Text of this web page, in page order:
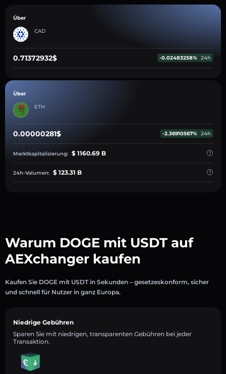
Über
CAD
0.71372932$ -0.02483258% 24h
Über
ETH
0.00000281$ -2.36910567% 24h
Marktkapitalisierung: $ 1160.69 B
24h-Volumen: $ 123.31 B
Warum DOGE mit USDT auf
AEXchanger kaufen
Kaufen Sie DOGE mit USDT in Sekunden – gesetzeskonform, sicher
und schnell für Nutzer in ganz Europa.
Niedrige Gebühren
Sparen Sie mit niedrigen, transparenten Gebühren bei jeder
Transaktion.